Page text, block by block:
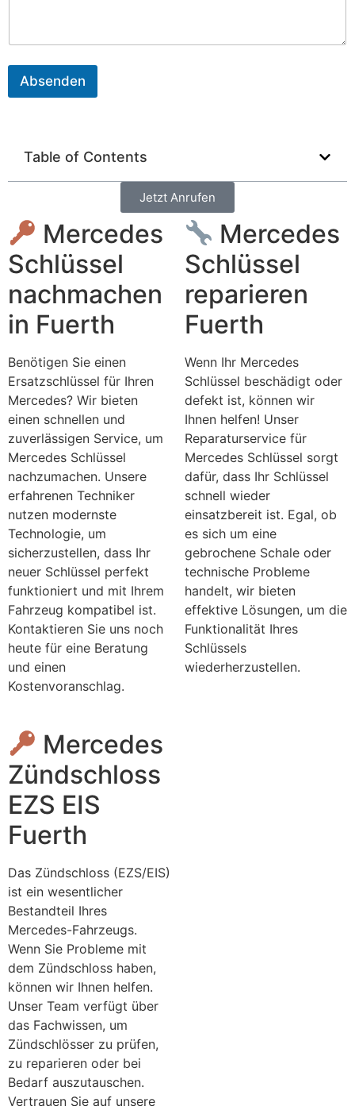
Absenden
Table of Contents
Jetzt Anrufen
Mercedes
Schlüssel
nachmachen
in Fuerth
Benötigen Sie einen
Ersatzschlüssel für Ihren
Mercedes? Wir bieten
einen schnellen und
zuverlässigen Service, um
Mercedes Schlüssel
nachzumachen. Unsere
erfahrenen Techniker
nutzen modernste
Technologie, um
sicherzustellen, dass Ihr
neuer Schlüssel perfekt
funktioniert und mit Ihrem
Fahrzeug kompatibel ist.
Kontaktieren Sie uns noch
heute für eine Beratung
und einen
Kostenvoranschlag.
Mercedes
Schlüssel
reparieren
Fuerth
Wenn Ihr Mercedes
Schlüssel beschädigt oder
defekt ist, können wir
Ihnen helfen! Unser
Reparaturservice für
Mercedes Schlüssel sorgt
dafür, dass Ihr Schlüssel
schnell wieder
einsatzbereit ist. Egal, ob
es sich um eine
gebrochene Schale oder
technische Probleme
handelt, wir bieten
effektive Lösungen, um die
Funktionalität Ihres
Schlüssels
wiederherzustellen.
Mercedes
Zündschloss
EZS EIS
Fuerth
Das Zündschloss (EZS/EIS)
ist ein wesentlicher
Bestandteil Ihres
Mercedes-Fahrzeugs.
Wenn Sie Probleme mit
dem Zündschloss haben,
können wir Ihnen helfen.
Unser Team verfügt über
das Fachwissen, um
Zündschlösser zu prüfen,
zu reparieren oder bei
Bedarf auszutauschen.
Vertrauen Sie auf unsere